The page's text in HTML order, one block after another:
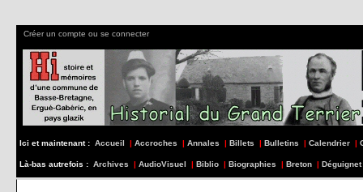
Créer un compte ou se connecter
Ici et maintenant : Accueil | Accroches | Annales | Billets | Bulletins | Calendrier |
Là-bas autrefois : Archives | AudioVisuel | Biblio | Biographies | Breton | Déguignet